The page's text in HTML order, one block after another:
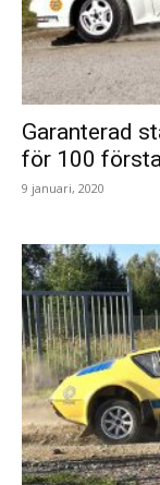
Garanterad
för 100
9 januari, 2020